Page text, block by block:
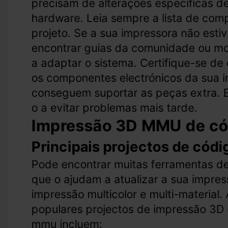
precisam de alterações específicas
hardware. Leia sempre a lista de
projeto. Se a sua impressora não
encontrar guias da comunidade ou
a adaptar o sistema. Certifique-se de
os componentes electrónicos da sua
conseguem suportar as peças extra.
o a evitar problemas mais tarde.
Impressão 3D MMU de
Principais projectos de
Pode encontrar muitas ferramentas
que o ajudam a atualizar a sua
impressão multicolor e multi-material.
populares projectos de impressão
mmu incluem: